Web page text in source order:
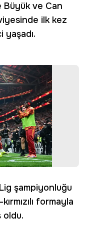
Büyük ve Can
ilk kez
yaşadı.
şampiyonluğu
formayla
oldu.